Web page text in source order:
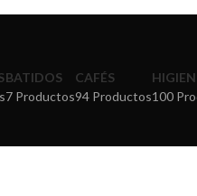
BATIDOS
7 Productos
CAFÉS
94 Productos100